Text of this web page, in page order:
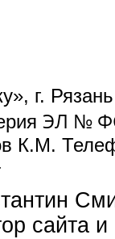
г.
ЭЛ №
К.М.
сайта